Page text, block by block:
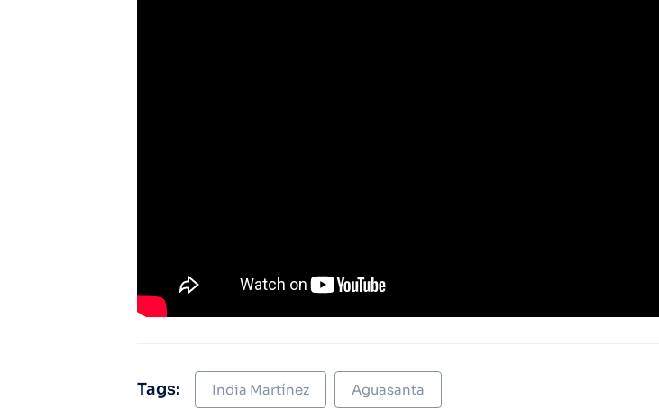
Tags: India Martínez Aguasanta